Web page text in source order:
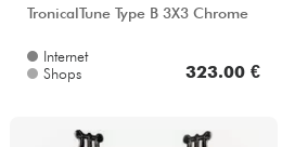
TronicalTune Type B 3X3 Chrome
Internet
Shops
323.00 €